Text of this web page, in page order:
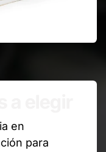
en
para